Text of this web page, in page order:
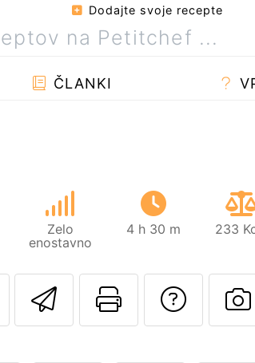
Dodajte svoje recepte
ČLANKI
Zelo
enostavno
4 h 30 m 233
Pošlji taNatisni to